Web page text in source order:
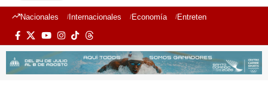
Nacionales Internacionales Economía Entretenimiento